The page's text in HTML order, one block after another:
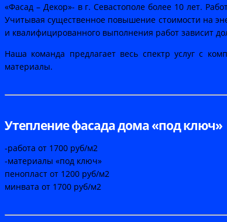
«Фасад – Декор»- в г. Севастополе более 10 лет.
Учитывая существенное повышение стоимости на
и квалифицированного выполнения работ зависит
Наша команда предлагает весь спектр услуг с
материалы.
Утепление фасада дома «под ключ»
-работа от 1700 руб/м2
-материалы «под ключ»
пенопласт от 1200 руб/м2
минвата от 1700 руб/м2